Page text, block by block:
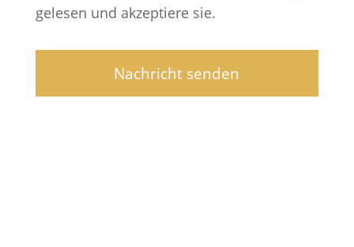
gelesen und akzeptiere sie.